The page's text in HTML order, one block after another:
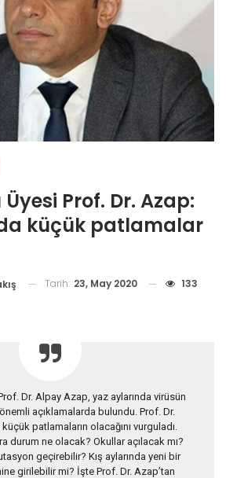
Prof. Dr. Azap:
küçük patlamalar
Tarih: 23, May 2020 133
Dr. Alpay Azap, yaz aylarında virüsün
açıklamalarda bulundu. Prof. Dr.
patlamaların olacağını vurguladı.
durum ne olacak? Okullar açılacak mı?
geçirebilir? Kış aylarında yeni bir
girilebilir mi? İşte Prof. Dr. Azap’tan